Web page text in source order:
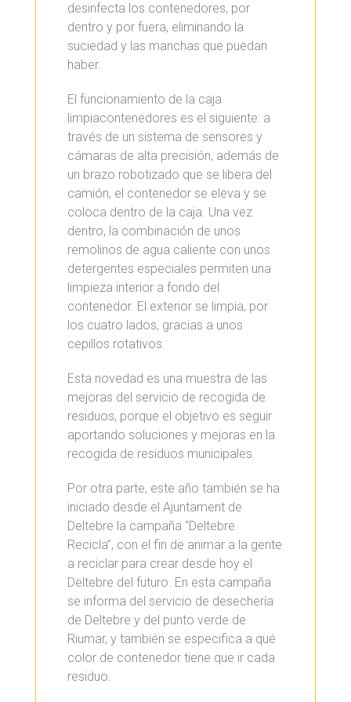
desinfecta los contenedores, por
dentro y por fuera, eliminando la
suciedad y las manchas que puedan
haber.
El funcionamiento de la caja
limpiacontenedores es el siguiente: a
través de un sistema de sensores y
cámaras de alta precisión, además de
un brazo robotizado que se libera del
camión, el contenedor se eleva y se
coloca dentro de la caja. Una vez
dentro, la combinación de unos
remolinos de agua caliente con unos
detergentes especiales permiten una
limpieza interior a fondo del
contenedor. El exterior se limpia, por
los cuatro lados, gracias a unos
cepillos rotativos.
Esta novedad es una muestra de las
mejoras del servicio de recogida de
residuos, porque el objetivo es seguir
aportando soluciones y mejoras en la
recogida de residuos municipales.
Por otra parte, este año también se ha
iniciado desde el Ajuntament de
Deltebre la campaña “Deltebre
Recicla”, con el fin de animar a la gente
a reciclar para crear desde hoy el
Deltebre del futuro. En esta campaña
se informa del servicio de desechería
de Deltebre y del punto verde de
Riumar, y también se especifica a qué
color de contenedor tiene que ir cada
residuo.